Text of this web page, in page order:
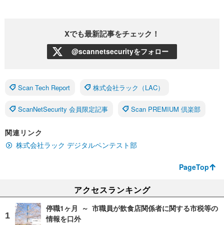
Xでも最新記事をチェック！
@scannetsecurityをフォロー
Scan Tech Report 株式会社ラック（LAC）
ScanNetSecurity 会員限定記事 Scan PREMIUM 倶楽部
関連リンク
株式会社ラック デジタルペンテスト部
PageTop
アクセスランキング
停職1ヶ月 ～ 市職員が飲食店関係者に関する市税等の
情報を口外